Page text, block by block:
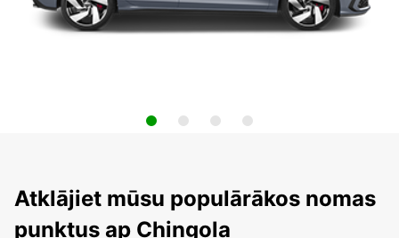
Atklājiet mūsu populārākos nomas
punktus ap Chingola